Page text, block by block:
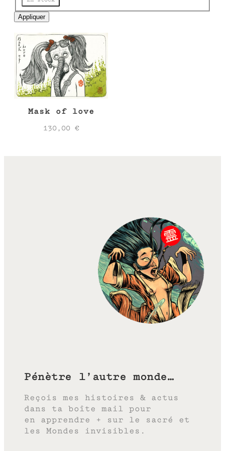
Appliquer
Mask of love
130,00 €
Pénètre l’autre monde…
Reçois mes histoires & actus
dans ta boîte mail pour
en apprendre + sur le sacré et
les Mondes invisibles.